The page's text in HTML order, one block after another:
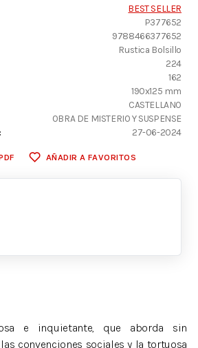
BEST SELLER
P377652
9788466377652
Rustica Bolsillo
224
162
190x125 mm
CASTELLANO
OBRA DE MISTERIO Y SUSPENSE
27-06-2024
AÑADIR A FAVORITOS
e inquietante, que aborda sin
convenciones sociales y la tortuosa